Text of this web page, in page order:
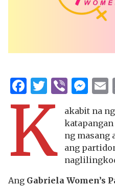
Facebook
Twitter
Viber
K
akabit na
ng masang
ang
Ang Gabriela Women’s